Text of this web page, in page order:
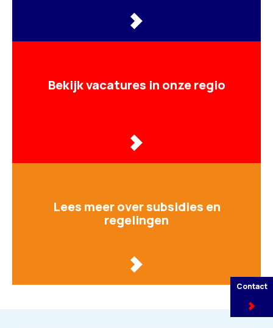
Bekijk vacatures in onze regio
Lees meer over subsidies en
regelingen
Contact